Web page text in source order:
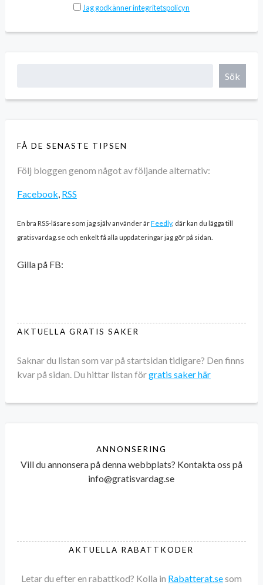
Jag godkänner integritetspolicyn
Sök
FÅ DE SENASTE TIPSEN
Följ bloggen genom något av följande alternativ:
Facebook, RSS
En bra RSS-läsare som jag själv använder ärFeedly, där kan du lägga till
gratisvardag.se och enkelt få alla uppdateringar jag gör på sidan.
Gilla på FB:
AKTUELLA GRATIS SAKER
Saknar du listan som var på startsidan tidigare? Den finns
kvar på sidan. Du hittar listan förgratis saker här
ANNONSERING
Vill du annonsera på denna webbplats? Kontakta oss på
info@gratisvardag.se
AKTUELLA RABATTKODER
Letar du efter en rabattkod? Kolla in Rabatterat.sesom